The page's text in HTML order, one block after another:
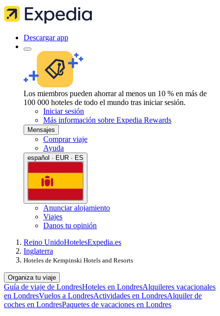
Descargar app
Los miembros pueden ahorrar al menos un 10 % en más de
100 000 hoteles de todo el mundo tras iniciar sesión.
Iniciar sesión
Más información sobre Expedia Rewards
Mensajes
Comprar viaje
Ayuda
español · EUR · ES
Anunciar alojamiento
Viajes
Danos tu opinión
Reino UnidoHotelesExpedia.es
Inglaterra
Hoteles de Kempinski Hotels and Resorts
Organiza tu viaje
Guía de viaje de LondresHoteles en LondresAlquileres vacacionales
en LondresVuelos a LondresActividades en LondresAlquiler de
coches en LondresPaquetes de vacaciones en Londres